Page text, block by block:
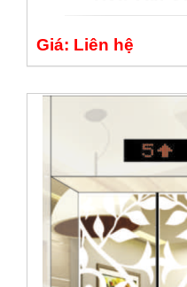
Giá: Liên hệ